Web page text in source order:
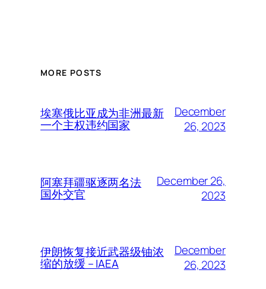
MORE POSTS
埃塞俄比亚成为非洲最新
一个主权违约国家
December
26, 2023
阿塞拜疆驱逐两名法
国外交官
December 26,
2023
伊朗恢复接近武器级铀浓
缩的放缓 – IAEA
December
26, 2023